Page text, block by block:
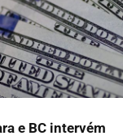
e BC intervém